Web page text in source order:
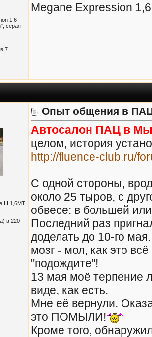
1,6
серая
7
Megane Expression
III 1,6MT
в 220
Опыт общения в
Автосалон ПАЦ в
целом, история
http://fluence-club.ru/
С одной стороны,
около 25 тыров, с
обвесе: в большей
Последний раз
доделать до 10-го
мозг - мол, как это
"подождите"!
13 мая моё терпение
виде, как есть.
Мне её вернули.
это ПОМЫЛИ!
Кроме того,